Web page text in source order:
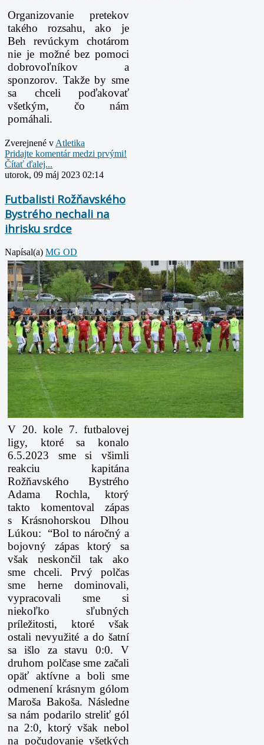
Organizovanie pretekov
takého rozsahu, ako je
Beh revúckym chotárom
nie je možné bez pomoci
dobrovoľníkov a
sponzorov. Takže by sme
sa chceli poďakovať
všetkým, čo nám
pomáhali.
Zverejnené v Atletika
Pridajte komentár medzi prvými!
Čítať ďalej...
utorok, 09 máj 2023 02:14
Futbalisti Rožňavského
Bystrého nechali na
ihrisku srdce
Napísal(a) MG OD
V 20. kole 7. futbalovej
ligy, ktoré sa konalo
6.5.2023 sme si všimli
reakciu kapitána
Rožňavského Bystrého
Adama Rochla, ktorý
takto komentoval zápas
s Krásnohorskou Dlhou
Lúkou: “Bol to náročný a
bojovný zápas ktorý sa
však neskončil tak ako
sme chceli. Prvý polčas
sme herne dominovali,
vypracovali sme si
niekoľko sľubných
príležitosti, ktoré však
ostali nevyužité a do šatní
sa išlo za stavu 0:0. V
druhom polčase sme začali
opäť aktívne a boli sme
odmenení krásnym gólom
Maroša Bakoša. Následne
sa nám podarilo streliť gól
na 2:0, ktorý však nebol
na počudovanie všetkých